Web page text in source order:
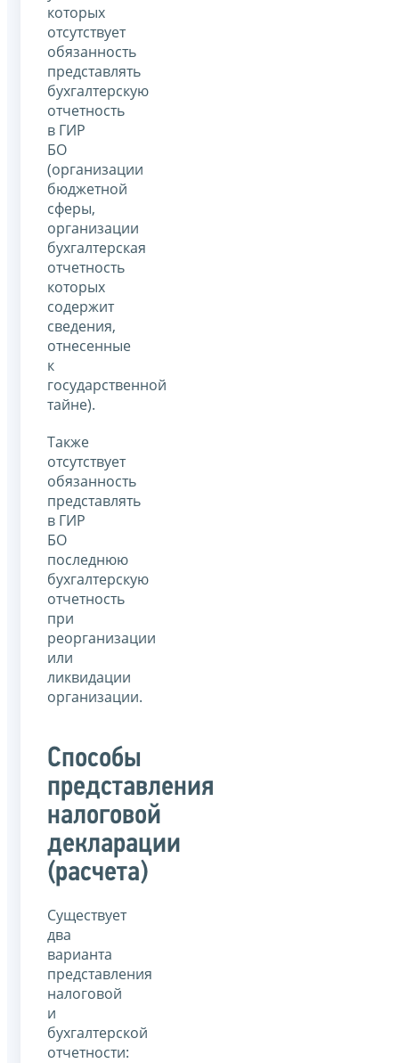
которых
отсутствует
обязанность
представлять
бухгалтерскую
отчетность
в ГИР
БО
(организации
бюджетной
сферы,
организации
бухгалтерская
отчетность
которых
содержит
сведения,
отнесенные
к
государственной
тайне).
Также
отсутствует
обязанность
представлять
в ГИР
БО
последнюю
бухгалтерскую
отчетность
при
реорганизации
или
ликвидации
организации.
Способы
представления
налоговой
декларации
(расчета)
Существует
два
варианта
представления
налоговой
и
бухгалтерской
отчетности: